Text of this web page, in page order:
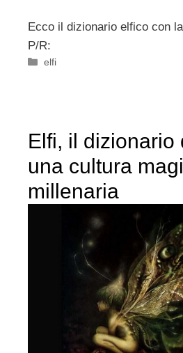
Ecco il dizionario elfico con
P/R:
Categorie
elfi
Elfi, il dizionario
una cultura
millenaria